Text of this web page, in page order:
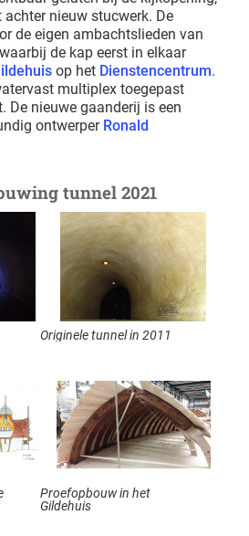
achter nieuw stucwerk. De
de eigen ambachtslieden van
de kap eerst in elkaar
op het Dienstencentrum.
multiplex toegepast
De nieuwe gaanderij is een
ontwerper Ronald
tunnel 2021
Originele tunnel in 2011
Proefopbouw in het
Gildehuis